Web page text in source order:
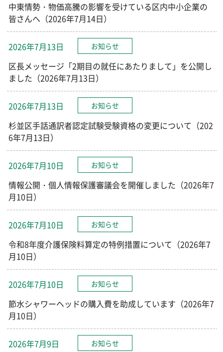
中東情勢・物価高騰の影響を受けている区内中小企業の
皆さんへ（2026年7月14日）
2026年7月13日 お知らせ
区長メッセージ「2期目の就任にあたりまして」を公開し
ました（2026年7月13日）
2026年7月13日 お知らせ
杉並区手話通訳者認定試験受験資格の変更について（202
6年7月13日）
2026年7月10日 お知らせ
情報公開・個人情報保護審議会を開催しました（2026年7
月10日）
2026年7月10日 お知らせ
令和8年度介護保険料算定の特例措置について（2026年7
月10日）
2026年7月10日 お知らせ
節水シャワーヘッドの購入費を助成しています（2026年7
月10日）
2026年7月9日 お知らせ